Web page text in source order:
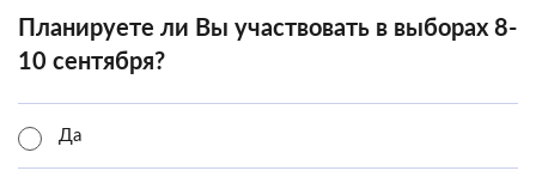
Планируете ли Вы участвовать в выборах 8-
10 сентября?
Да